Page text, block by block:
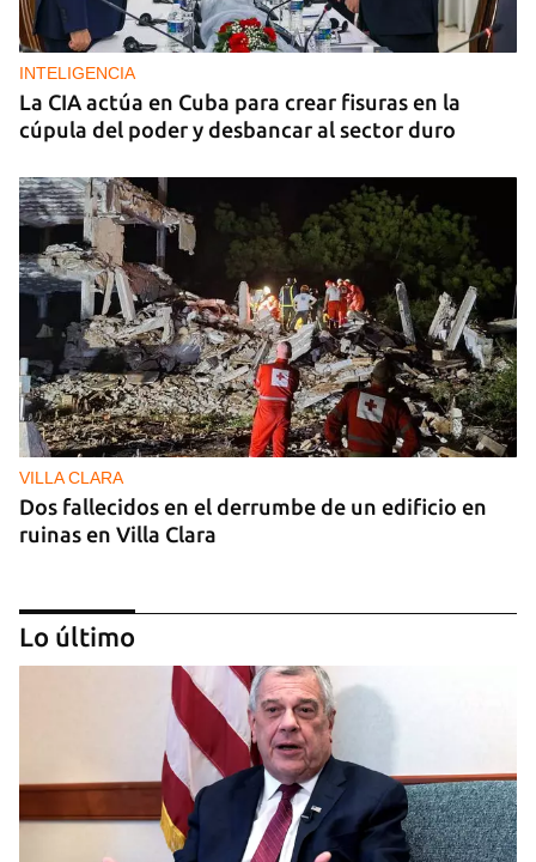
INTELIGENCIA
La CIA actúa en Cuba para crear fisuras en la
cúpula del poder y desbancar al sector duro
VILLA CLARA
Dos fallecidos en el derrumbe de un edificio en
ruinas en Villa Clara
Lo último